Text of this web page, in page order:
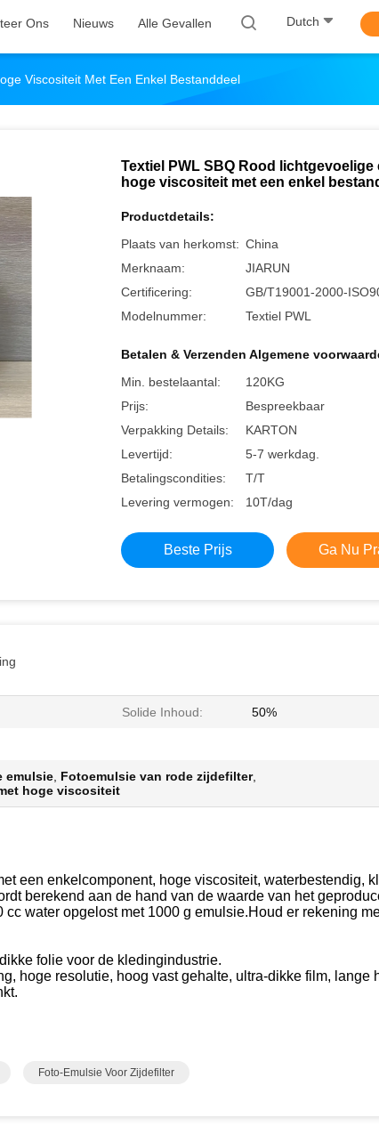
Ons Nieuws Alle Gevallen Dutch
Viscositeit Met Een Enkel Bestanddeel
Textiel PWL SBQ Rood lichtgevoelige
hoge viscositeit met een enkel
Productdetails:
Plaats van herkomst: China
Merknaam:
JIARUN
Certificering:
GB/T19001-2000-
Modelnummer:
Textiel PWL
Betalen & Verzenden Algemene
Min. bestelaantal:
120KG
Prijs:
Bespreekbaar
Verpakking Details:
KARTON
Levertijd:
5-7 werkdag.
Betalingscondities:
T/T
Levering vermogen:
10T/dag
Beste Prijs Ga Nu
Solide Inhoud: 50%
emulsie Fotoemulsie van rode zijdefilter,
hoge viscositeit
een enkelcomponent, hoge viscositeit, waterbestendig,
berekend aan de hand van de waarde van het
water opgelost met 1000 g emulsie.Houd er rekening
folie voor de kledingindustrie.
hoge resolutie, hoog vast gehalte, ultra-dikke film, lange
Foto-Emulsie Voor Zijdefilter